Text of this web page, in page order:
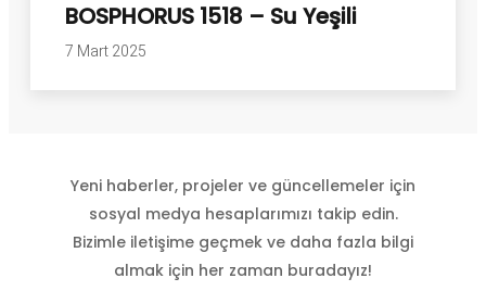
BOSPHORUS 1518 – Su Yeşili
7 Mart 2025
Yeni haberler, projeler ve güncellemeler için
sosyal medya hesaplarımızı takip edin.
Bizimle iletişime geçmek ve daha fazla bilgi
almak için her zaman buradayız!